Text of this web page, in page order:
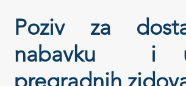
Poziv za
nabavku i